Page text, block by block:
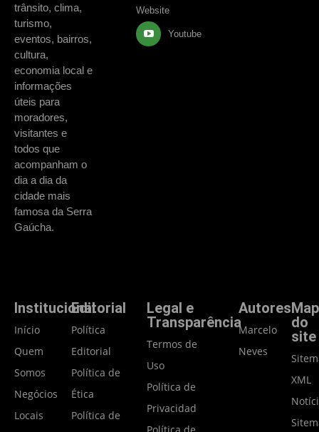
trânsito, clima,
turismo,
eventos, bairros,
cultura,
economia local e
informações
úteis para
moradores,
visitantes e
todos que
acompanham o
dia a dia da
cidade mais
famosa da Serra
Gaúcha.
Website
Youtube
Institucional
Início
Quem
Somos
Negócios
Locais
Editorial
Política
Editorial
Política de
Ética
Política de
Legal e
Transparência
Termos de
Uso
Política de
Privacidade
Autores
Marcelo
Neves
do
site
XML